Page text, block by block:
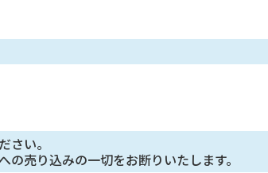
規定する個⼈情報管理基準を満たす企業を選定し
⼝
個⼈情報の利⽤⽬的の通知・開⽰・内容の訂正・
さい。
売り込みの一切をお断りいたします。